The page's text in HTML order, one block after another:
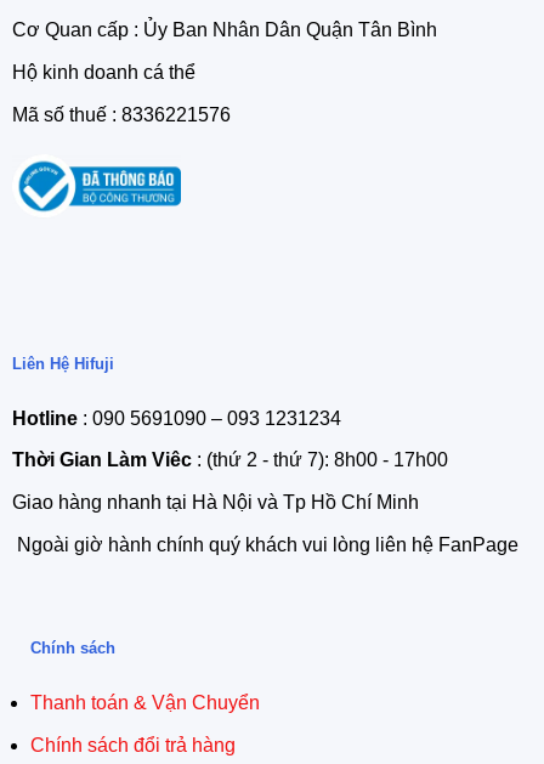
Cơ Quan cấp : Ủy Ban Nhân Dân Quận Tân Bình
Hộ kinh doanh cá thể
Mã số thuế : 8336221576
Liên Hệ Hifuji
Hotline: 090 5691090 – 093 1231234
Thời Gian Làm Viêc: (thứ 2 - thứ 7): 8h00 - 17h00
Giao hàng nhanh tại Hà Nội và Tp Hồ Chí Minh
Ngoài giờ hành chính quý khách vui lòng liên hệ FanPage
Chính sách
Thanh toán & Vận Chuyển
Chính sách đổi trả hàng